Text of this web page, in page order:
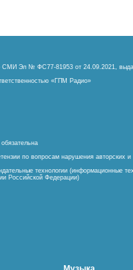
СМИ Эл № ФС77-81953 от 24.09.2021,
«ГПМ Радио»
по вопросам нарушения авторских
технологии (информационные
Российской Федерации)